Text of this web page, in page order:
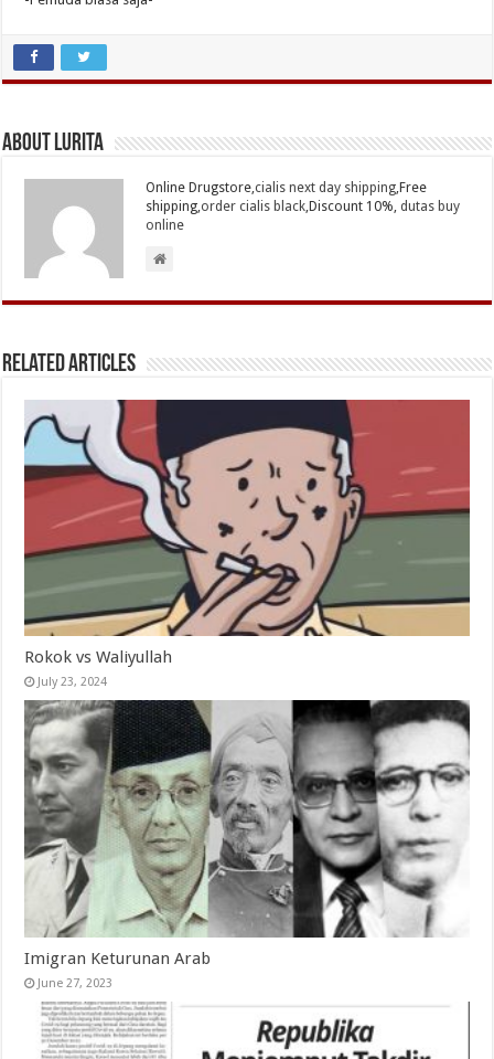
About Lurita
Online Drugstore,cialis next day shipping ,Free
shipping, order cialis black ,Discount 10%,dutas buy
online
Related Articles
Rokok vs Waliyullah
July 23, 2024
Imigran Keturunan Arab
June 27, 2023